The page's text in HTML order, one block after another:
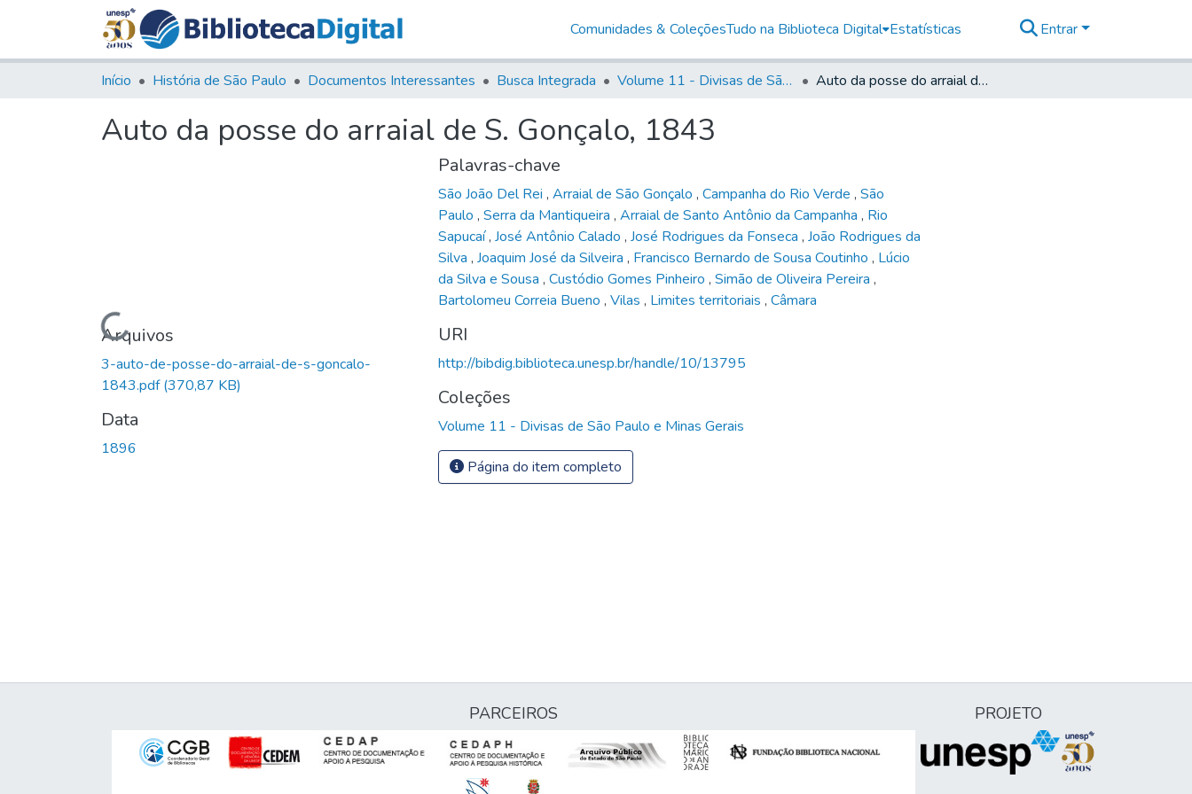
Comunidades & ColeçõesTudo na Biblioteca Digital Estatísticas Entrar
Início História de São Paulo Documentos Interessantes Busca Integrada Volume 11 - Divisas de São Paulo e Minas Gerais Auto da posse do arraial de S. Gonçalo, 1843
Auto da posse do arraial de S. Gonçalo, 1843
Carregando...
Arquivos
3-auto-de-posse-do-arraial-de-s-goncalo-
1843.pdf(370,87 KB)
Data
1896
Palavras-chave
São João Del Rei , Arraial de São Gonçalo , Campanha do Rio Verde , São
Paulo , Serra da Mantiqueira , Arraial de Santo Antônio da Campanha , Rio
Sapucaí, José Antônio Calado , José Rodrigues da Fonseca , João Rodrigues da
Silva , Joaquim José da Silveira , Francisco Bernardo de Sousa Coutinho , Lúcio
da Silva e Sousa , Custódio Gomes Pinheiro , Simão de Oliveira Pereira ,
Bartolomeu Correia Bueno , Vilas , Limites territoriais , Câmara
URI
http://bibdig.biblioteca.unesp.br/handle/10/13795
Coleções
Volume 11 - Divisas de São Paulo e Minas Gerais
Página do item completo
PARCEIROS PROJETO